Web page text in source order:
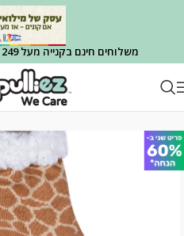
משלוחים חינם בקנייה מעל 249 ₪ | אספקה תוך 7 ימי עסקים
עמוד הבית OUTLET